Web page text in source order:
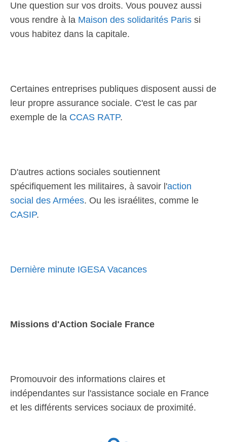
Une question sur vos droits. Vous pouvez aussi
vous rendre à la Maison des solidarités Paris si
vous habitez dans la capitale.
Certaines entreprises publiques disposent aussi de
leur propre assurance sociale. C'est le cas par
exemple de la CCAS RATP.
D'autres actions sociales soutiennent
spécifiquement les militaires, à savoir l'action
social des Armées. Ou les israélites, comme le
CASIP.
Dernière minute IGESA Vacances
Missions d'Action Sociale France
Promouvoir des informations claires et
indépendantes sur l'assistance sociale en France
et les différents services sociaux de proximité.